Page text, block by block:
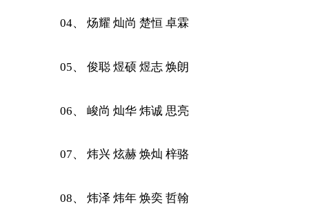
04、 炀耀 灿尚 楚恒 卓霖
05、 俊聪 煜硕 煜志 焕朗
06、 峻尚 灿华 炜诚 思亮
07、 炜兴 炫赫 焕灿 梓骆
08、 炜泽 炜年 焕奕 哲翰